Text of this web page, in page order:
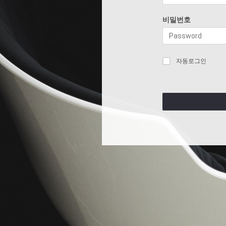
비밀번호
자동로그인